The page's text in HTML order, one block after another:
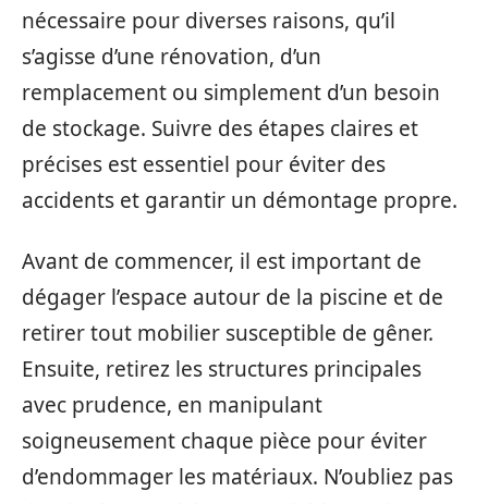
nécessaire pour diverses raisons, qu’il
s’agisse d’une rénovation, d’un
remplacement ou simplement d’un besoin
de stockage. Suivre des étapes claires et
précises est essentiel pour éviter des
accidents et garantir un démontage propre.
Avant de commencer, il est important de
dégager l’espace autour de la piscine et de
retirer tout mobilier susceptible de gêner.
Ensuite, retirez les structures principales
avec prudence, en manipulant
soigneusement chaque pièce pour éviter
d’endommager les matériaux. N’oubliez pas